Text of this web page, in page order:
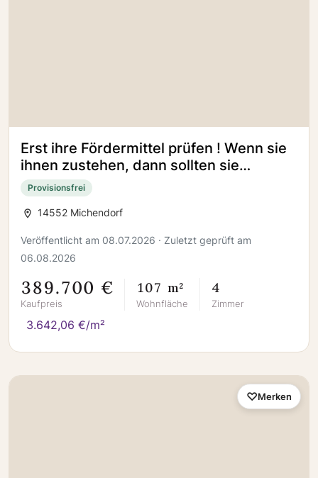
Erst ihre Fördermittel prüfen ! Wenn sie
ihnen zustehen, dann sollten sie
unbedingt bauen !
Provisionsfrei
14552 Michendorf
Veröffentlicht am 08.07.2026 · Zuletzt geprüft am
06.08.2026
389.700 €
Kaufpreis
107 m²
Wohnfläche
4
Zimmer
3.642,06 €/m²
Merken